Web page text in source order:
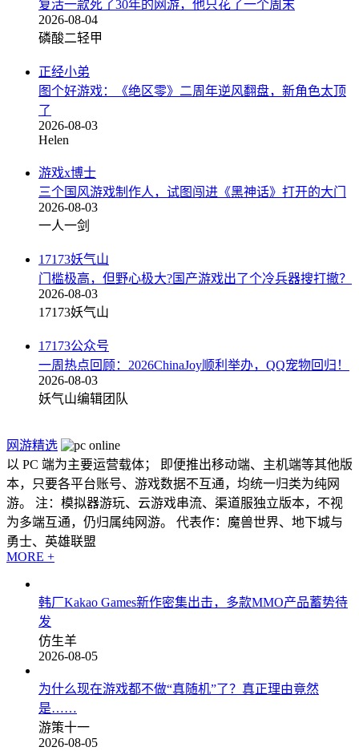
复活一款死了30年的网游，他只花了一个周末
2026-08-04
磷酸二轻甲
正经小弟
图个好游戏：《绝区零》二周年逆风翻盘，新角色太顶
了
2026-08-03
Helen
游戏x博士
三个国风游戏制作人，试图闯进《黑神话》打开的大门
2026-08-03
一人一剑
17173妖气山
门槛极高，但野心极大?国产游戏出了个冷兵器搜打撤？
2026-08-03
17173妖气山
17173公众号
一周热点回顾：2026ChinaJoy顺利举办，QQ宠物回归！
2026-08-03
妖气山编辑团队
网游精选
以 PC 端为主要运营载体； 即便推出移动端、主机端等其他版
本，只要各平台账号、游戏数据不互通，均统一归类为纯网
游。 注：模拟器游玩、云游戏串流、渠道服独立版本，不视
为多端互通，仍归属纯网游。 代表作：魔兽世界、地下城与
勇士、英雄联盟
MORE +
韩厂Kakao Games新作密集出击，多款MMO产品蓄势待
发
仿生羊
2026-08-05
为什么现在游戏都不做“真随机”了？真正理由竟然
是……
游策十一
2026-08-05